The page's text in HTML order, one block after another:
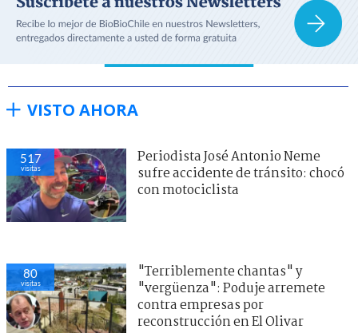
VISTO AHORA
509
visitas
Periodista José Antonio Neme
sufre accidente de tránsito: chocó
con motociclista
82
visitas
"Terriblemente chantas" y
"vergüenza": Poduje arremete
contra empresas por
reconstrucción en El Olivar